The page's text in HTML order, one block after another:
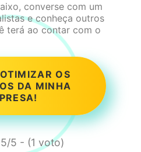
converse com um
e conheça outros
terá ao contar com o
OS
DA MINHA
5/5 - (1 voto)